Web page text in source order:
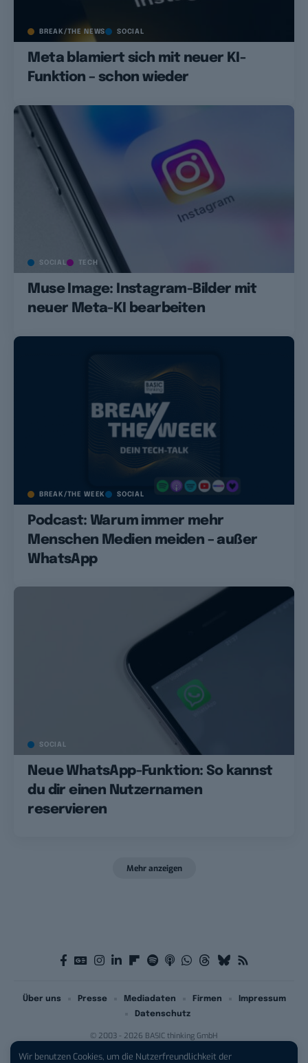
Wir benutzen Cookies, um die Nutzerfreundlichkeit der
BREAK/THE NEWS SOCIAL
Meta blamiert sich mit neuer KI-
Funktion – schon wieder
SOCIAL TECH
Muse Image: Instagram-Bilder mit
neuer Meta-KI bearbeiten
BREAK/THE WEEK SOCIAL
Podcast: Warum immer mehr
Menschen Medien meiden – außer
WhatsApp
SOCIAL
Neue WhatsApp-Funktion: So kannst
du dir einen Nutzernamen
reservieren
Mehr anzeigen
© 2003 - 2026 BASIC thinking GmbH
Über uns Presse Mediadaten Firmen
Impressum
Datenschutz